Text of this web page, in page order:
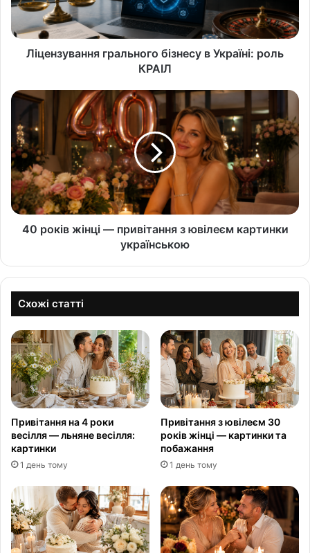
Ліцензування грального бізнесу в Україні: роль
КРАІЛ
40 років жінці — привітання з ювілеєм картинки
українською
Схожі статті
Привітання на 4 роки
весілля — льняне весілля:
картинки
1 день тому
Привітання з ювілеєм 30
років жінці — картинки та
побажання
1 день тому